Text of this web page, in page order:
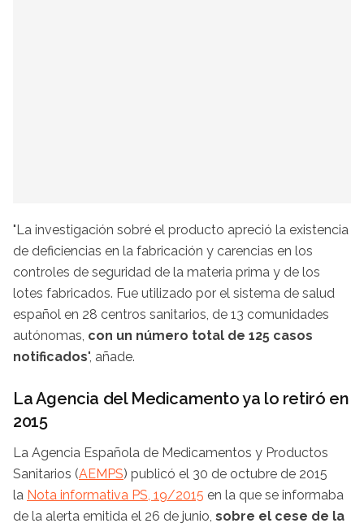
"La investigación sobré el producto apreció la existencia
de deficiencias en la fabricación y carencias en los
controles de seguridad de la materia prima y de los
lotes fabricados. Fue utilizado por el sistema de salud
español en 28 centros sanitarios, de 13 comunidades
autónomas, con un número total de 125 casos
notificados", añade.
La Agencia del Medicamento ya lo retiró en
2015
La Agencia Española de Medicamentos y Productos
Sanitarios (AEMPS) publicó el 30 de octubre de 2015
la Nota informativa PS, 19/2015 en la que se informaba
de la alerta emitida el 26 de junio, sobre el cese de la